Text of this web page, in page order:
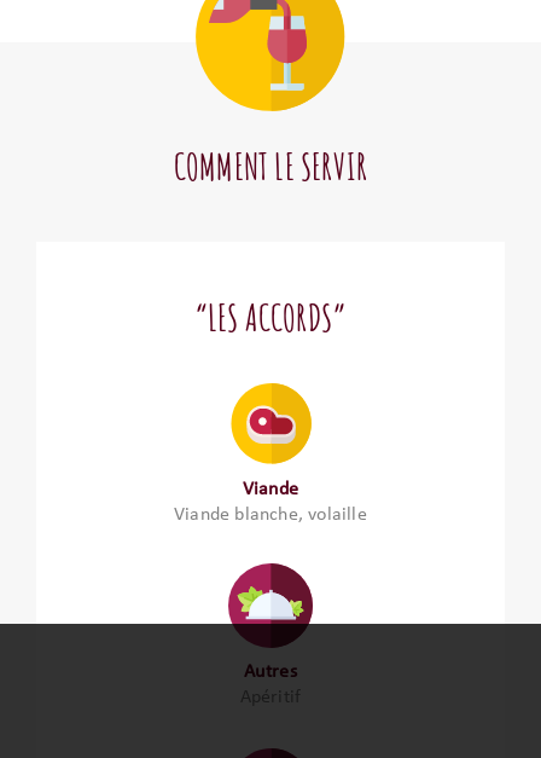
COMMENT LE SERVIR
“LES ACCORDS”
Viande
Viande blanche, volaille
Autres
Apéritif